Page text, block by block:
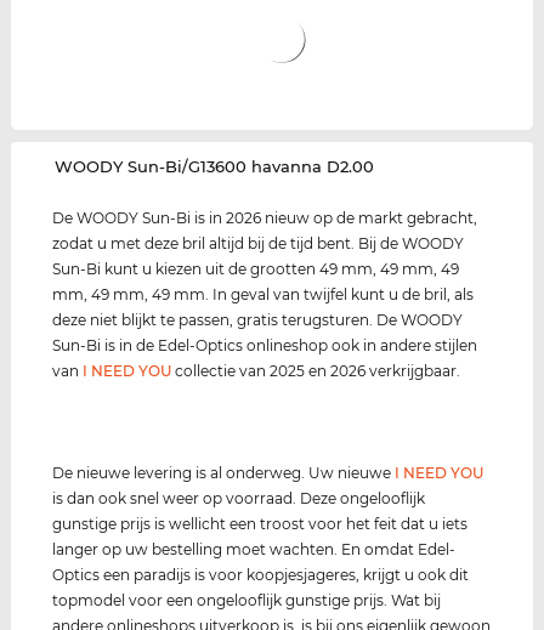
‌WOODY Sun-Bi/G13600 havanna D2.00
De WOODY Sun-Bi is in 2026 nieuw op de markt gebracht,
zodat u met deze bril altijd bij de tijd bent. Bij de WOODY
Sun-Bi kunt u kiezen uit de grootten 49 mm, 49 mm, 49
mm, 49 mm, 49 mm. In geval van twijfel kunt u de bril, als
deze niet blijkt te passen, gratis terugsturen. De WOODY
Sun-Bi is in de Edel-Optics onlineshop ook in andere stijlen
van I NEED YOU collectie van 2025 en 2026 verkrijgbaar.
De nieuwe levering is al onderweg. Uw nieuwe I NEED YOU
is dan ook snel weer op voorraad. Deze ongelooflijk
gunstige prijs is wellicht een troost voor het feit dat u iets
langer op uw bestelling moet wachten. En omdat Edel-
Optics een paradijs is voor koopjesjageres, krijgt u ook dit
topmodel voor een ongelooflijk gunstige prijs. Wat bij
andere onlineshops uitverkoop is, is bij ons eigenlijk gewoon